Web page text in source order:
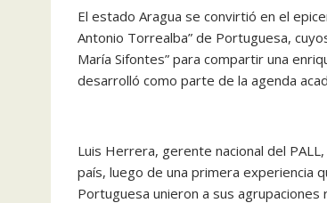
El estado Aragua se convirtió en el
Antonio Torrealba” de Portuguesa,
María Sifontes” para compartir una
desarrolló como parte de la agenda
Luis Herrera, gerente nacional del
país, luego de una primera experiencia
Portuguesa unieron a sus